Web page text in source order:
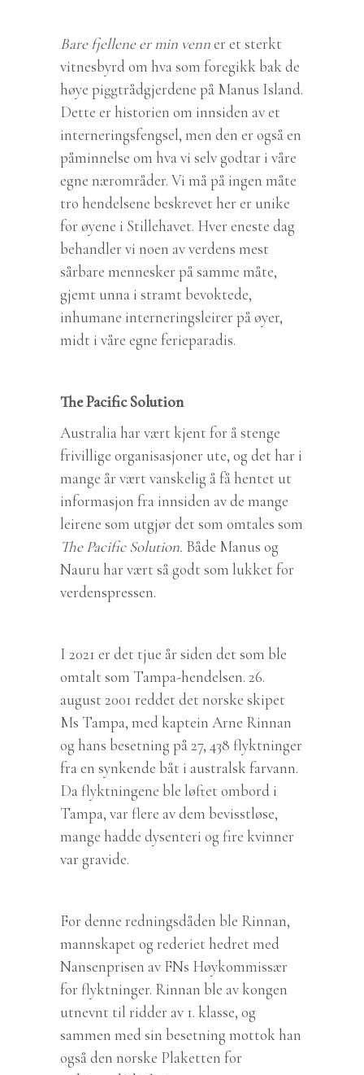
Bare fjellene er min venner et sterkt
vitnesbyrd om hva som foregikk bak de
høye piggtrådgjerdene på Manus Island.
Dette er historien om innsiden av et
interneringsfengsel, men den er også en
påminnelse om hva vi selv godtar i våre
egne nærområder. Vi må på ingen måte
tro hendelsene beskrevet her er unike
for øyene i Stillehavet. Hver eneste dag
behandler vi noen av verdens mest
sårbare mennesker på samme måte,
gjemt unna i stramt bevoktede,
inhumane interneringsleirer på øyer,
midt i våre egne ferieparadis.
The Pacific Solution
Australia har vært kjent for å stenge
frivillige organisasjoner ute, og det har i
mange år vært vanskelig å få hentet ut
informasjon fra innsiden av de mange
leirene som utgjør det som omtales som
The Pacific Solution. Både Manus og
Nauru har vært så godt som lukket for
verdenspressen.
I 2021 er det tjue år siden det som ble
omtalt som Tampa-hendelsen. 26.
august 2001 reddet det norske skipet
Ms Tampa, med kaptein Arne Rinnan
og hans besetning på 27, 438 flyktninger
fra en synkende båt i australsk farvann.
Da flyktningene ble løftet ombord i
Tampa, var flere av dem bevisstløse,
mange hadde dysenteri og fire kvinner
var gravide.
For denne redningsdåden ble Rinnan,
mannskapet og rederiet hedret med
Nansenprisen av FNs Høykommissær
for flyktninger. Rinnan ble av kongen
utnevnt til ridder av 1. klasse, og
sammen med sin besetning mottok han
også den norske Plaketten for